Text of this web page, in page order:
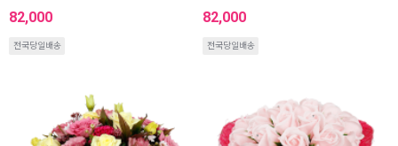
82,000
전국당일배송
82,000
전국당일배송